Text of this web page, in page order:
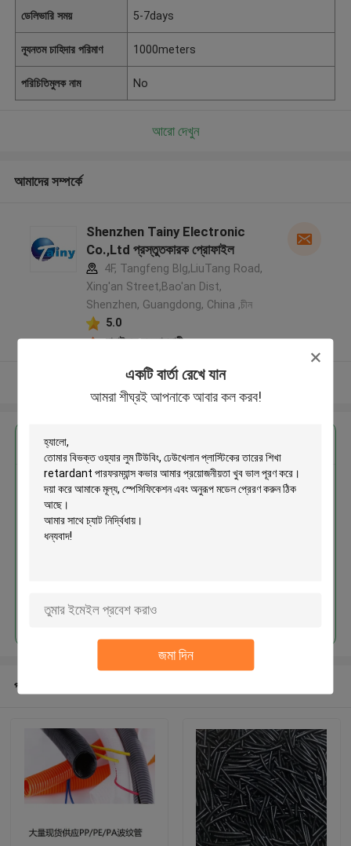
একটি বার্তা রেখে যান
আমরা শীঘ্রই আপনাকে আবার কল করব!
জমা দিন
ডেলিভারি সময় 5-7days
ন্যূনতম চাহিদার পরিমাণ 1000meters
পরিচিতিমুলক নাম No
আরো দেখুন
আমাদের সম্পর্কে
Shenzhen Tainy Electronic
Co.,Ltd প্রস্তুতকারক প্রোফাইল
4F, Tangfeng Blg,LiuTang Road,
Xing'an Street,Bao'an Dist,
Shenzhen, Guangdong, China ,চীন
5.0
যাচাইকৃত সরবরাহকারী
আরো দেখুন
বিভক্ত ওয়্যার লুম টিউবিং, ঢেউখেলান
পারফরম্যান্স কভার
চালিয়ে
প্রস্তাবিত পণ্য